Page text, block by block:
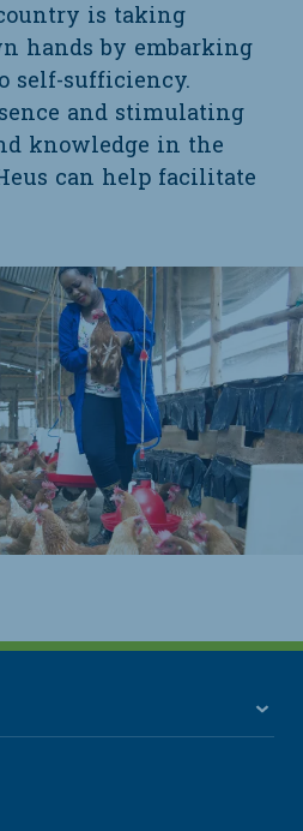
is taking
hands by embarking
self-sufficiency.
and stimulating
knowledge in the
can help facilitate